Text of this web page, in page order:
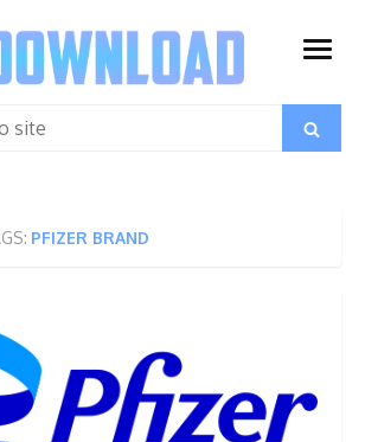
open
Search
PFIZER BRAND